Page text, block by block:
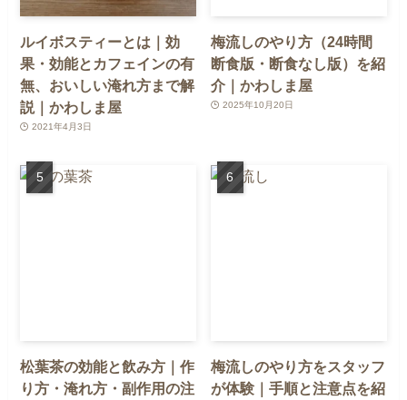
ルイボスティーとは｜効
果・効能とカフェインの有
無、おいしい淹れ方まで解
説｜かわしま屋
2021年4月3日
梅流しのやり方（24時間
断食版・断食なし版）を紹
介｜かわしま屋
2025年10月20日
松葉茶の効能と飲み方｜作
り方・淹れ方・副作用の注
梅流しのやり方をスタッフ
が体験｜手順と注意点を紹